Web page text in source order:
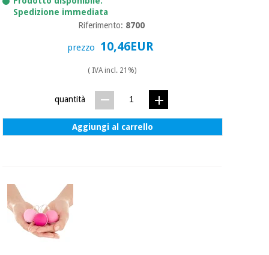
Spedizione immediata
Riferimento: 8700
prezzo 10,46EUR
( IVA incl. 21%)
quantità
Aggiungi al carrello